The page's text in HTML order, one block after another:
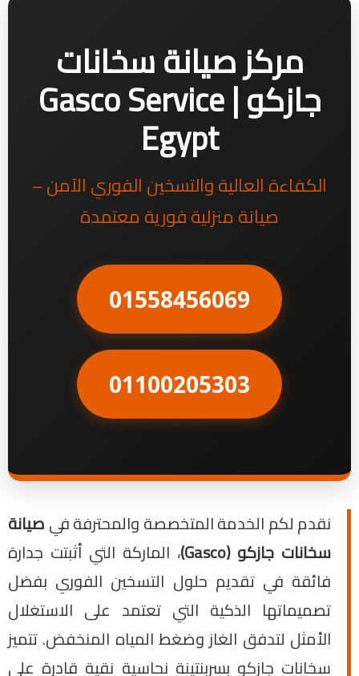
مركز صيانة سخانات
جازكو | Gasco Service
Egypt
الكفاءة العالية والتسخين الفوري الآمن –
صيانة منزلية فورية معتمدة
01558456069
01100205303
نقدم لكم الخدمة المتخصصة والمحترفة فيصيانة
سخانات جازكو (Gasco)
، الماركة التي أثبتت جدارة
فائقة في تقديم حلول التسخين الفوري بفضل
تصميماتها الذكية التي تعتمد على الاستغلال
الأمثل لتدفق الغاز وضغط المياه المنخفض. تتميز
سخانات جازكو بسربنتينة نحاسية نقية قادرة على